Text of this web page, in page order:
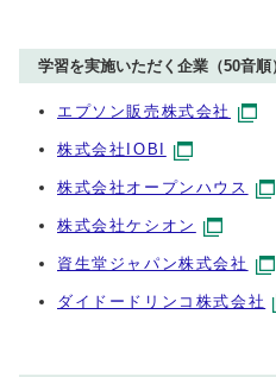
学習を実施いただく企業（50音順
エプソン販売株式会社
株式会社IOBI
株式会社オープンハウス
株式会社ケシオン
資生堂ジャパン株式会社
ダイドードリンコ株式会社